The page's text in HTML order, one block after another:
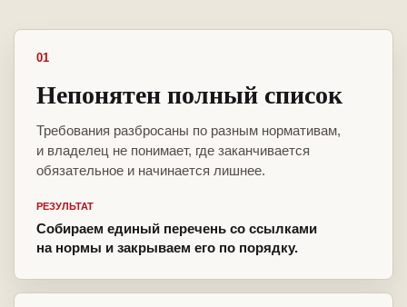
01
Непонятен полный список
Требования разбросаны по разным нормативам,
и владелец не понимает, где заканчивается
обязательное и начинается лишнее.
РЕЗУЛЬТАТ
Собираем единый перечень со ссылками
на нормы и закрываем его по порядку.